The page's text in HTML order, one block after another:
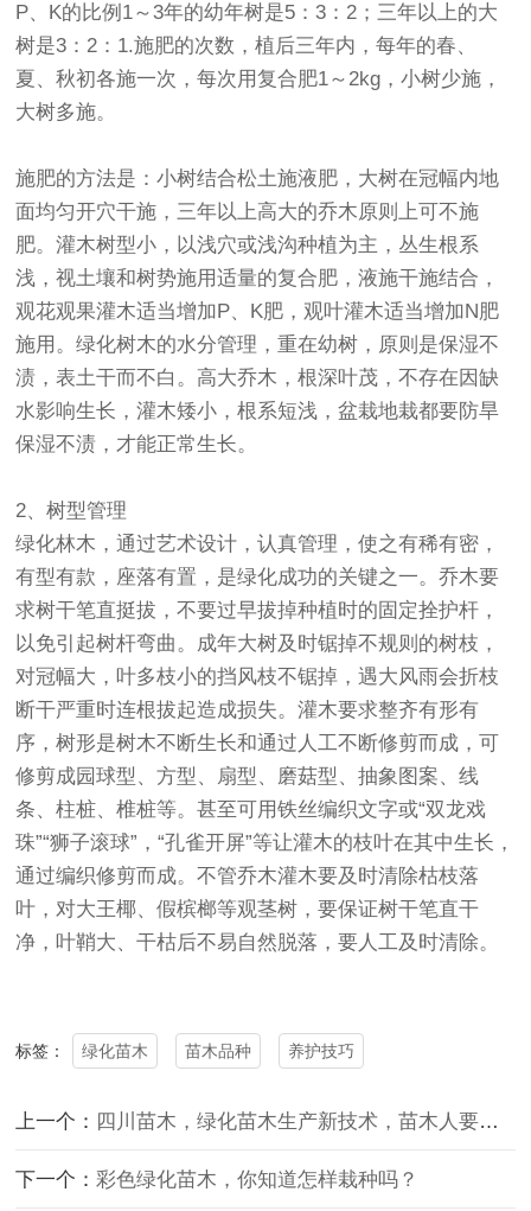
P、K的比例1～3年的幼年树是5：3：2；三年以上的大
树是3：2：1.施肥的次数，植后三年内，每年的春、
夏、秋初各施一次，每次用复合肥1～2kg，小树少施，
大树多施。
施肥的方法是：小树结合松土施液肥，大树在冠幅内地
面均匀开穴干施，三年以上高大的乔木原则上可不施
肥。灌木树型小，以浅穴或浅沟种植为主，丛生根系
浅，视土壤和树势施用适量的复合肥，液施干施结合，
观花观果灌木适当增加P、K肥，观叶灌木适当增加N肥
施用。绿化树木的水分管理，重在幼树，原则是保湿不
渍，表土干而不白。高大乔木，根深叶茂，不存在因缺
水影响生长，灌木矮小，根系短浅，盆栽地栽都要防旱
保湿不渍，才能正常生长。
2、树型管理
绿化林木，通过艺术设计，认真管理，使之有稀有密，
有型有款，座落有置，是绿化成功的关键之一。乔木要
求树干笔直挺拔，不要过早拔掉种植时的固定拴护杆，
以免引起树杆弯曲。成年大树及时锯掉不规则的树枝，
对冠幅大，叶多枝小的挡风枝不锯掉，遇大风雨会折枝
断干严重时连根拔起造成损失。灌木要求整齐有形有
序，树形是树木不断生长和通过人工不断修剪而成，可
修剪成园球型、方型、扇型、磨菇型、抽象图案、线
条、柱桩、椎桩等。甚至可用铁丝编织文字或“双龙戏
珠”“狮子滚球”，“孔雀开屏”等让灌木的枝叶在其中生长，
通过编织修剪而成。不管乔木灌木要及时清除枯枝落
叶，对大王椰、假槟榔等观茎树，要保证树干笔直干
净，叶鞘大、干枯后不易自然脱落，要人工及时清除。
标签： 绿化苗木 苗木品种 养护技巧
上一个： 四川苗木，绿化苗木生产新技术，苗木人要学起来了！
下一个：彩色绿化苗木，你知道怎样栽种吗？